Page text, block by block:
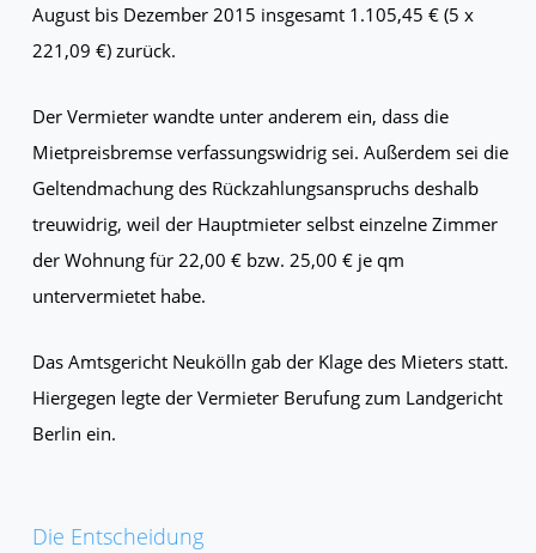
August bis Dezember 2015 insgesamt 1.105,45 € (5 x
221,09 €) zurück.
Der Vermieter wandte unter anderem ein, dass die
Mietpreisbremse verfassungswidrig sei. Außerdem sei die
Geltendmachung des Rückzahlungsanspruchs deshalb
treuwidrig, weil der Hauptmieter selbst einzelne Zimmer
der Wohnung für 22,00 € bzw. 25,00 € je qm
untervermietet habe.
Das Amtsgericht Neukölln gab der Klage des Mieters statt.
Hiergegen legte der Vermieter Berufung zum Landgericht
Berlin ein.
Die Entscheidung